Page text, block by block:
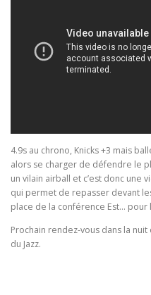
4.9s au chrono, Knicks +3 mais
alors se charger de défendre le
un vilain airball et c’est donc une
qui permet de repasser devant
place de la conférence Est… pour
Prochain rendez-vous dans la
du Jazz.